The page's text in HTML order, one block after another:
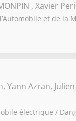
, Xavier
et de la
Yann Azran,
électrique /